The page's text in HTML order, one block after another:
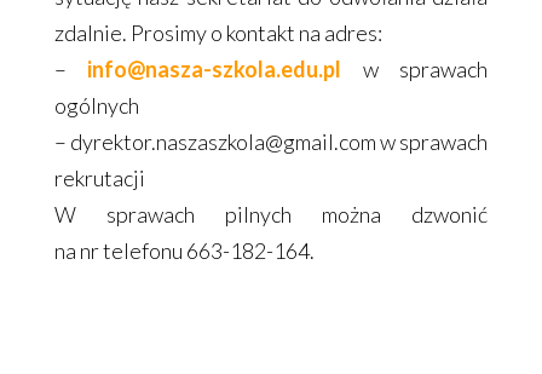
zdalnie. Prosimy o kontakt na adres:
– info@nasza-szkola.edu.pl w sprawach
ogólnych
– dyrektor.naszaszkola@gmail.com w sprawach
rekrutacji
W sprawach pilnych można dzwonić
na nr telefonu 663-182-164.